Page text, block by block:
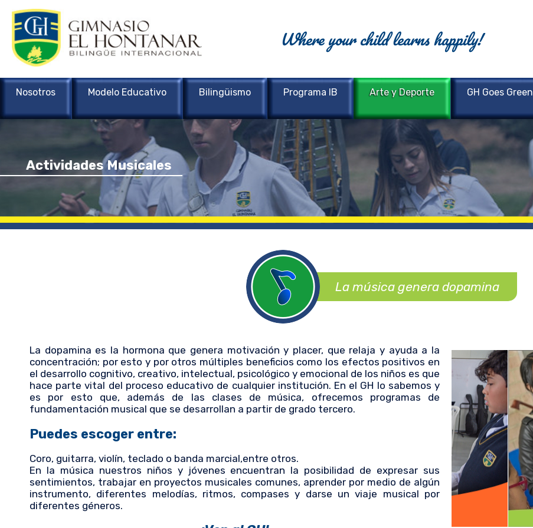
Where your child learns happily!
Nosotros Modelo Educativo Bilingüismo Programa IB Arte y Deporte GH Goes Green
Actividades Musicales
La música genera dopamina
La dopamina es la hormona que genera motivación y placer, que relaja y ayuda a la
concentración; por esto y por otros múltiples beneficios como los efectos positivos en
el desarrollo cognitivo, creativo, intelectual, psicológico y emocional de los niños es que
hace parte vital del proceso educativo de cualquier institución. En el GH lo sabemos y
es por esto que, además de las clases de música, ofrecemos programas de
fundamentación musical que se desarrollan a partir de grado tercero.
Puedes escoger entre:
Coro, guitarra, violín, teclado o banda marcial,entre otros.
En la música nuestros niños y jóvenes encuentran la posibilidad de expresar sus
sentimientos, trabajar en proyectos musicales comunes, aprender por medio de algún
instrumento, diferentes melodías, ritmos, compases y darse un viaje musical por
diferentes géneros.